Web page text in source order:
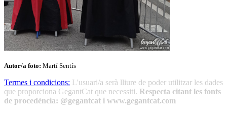
Autor/a foto: Martí Sentís
Termes i condicions: L'usuari/a serà lliure de poder utilitzar les dades
que proporciona GegantCat que necessiti. Respecta citant les fonts
de procedència: @gegantcat i www.gegantcat.com